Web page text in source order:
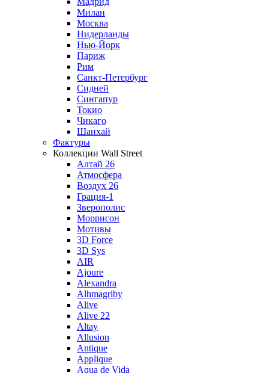
Милан
Москва
Нидерланды
Нью-Йорк
Париж
Рим
Санкт-Петербург
Сидней
Сингапур
Токио
Чикаго
Шанхай
Фактуры
Коллекции Wall Street
Алтай 26
Атмосфера
Воздух 26
Грация-1
Зверополис
Моррисон
Мотивы
3D Force
3D Sys
AIR
Ajoure
Alexandra
Alhmagriby
Alive
Alive 22
Altay
Allusion
Antique
Applique
Aqua de Vida